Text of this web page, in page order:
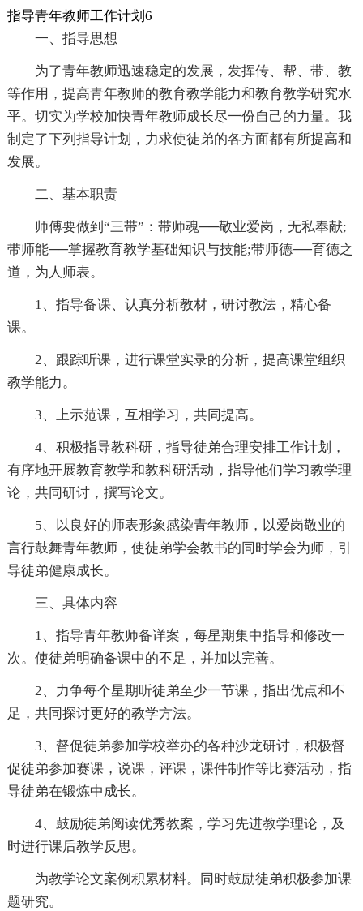
指导青年教师工作计划6
一、指导思想
为了青年教师迅速稳定的发展，发挥传、帮、带、教
等作用，提高青年教师的教育教学能力和教育教学研究水
平。切实为学校加快青年教师成长尽一份自己的力量。我
制定了下列指导计划，力求使徒弟的各方面都有所提高和
发展。
二、基本职责
师傅要做到“三带”：带师魂──敬业爱岗，无私奉献;
带师能──掌握教育教学基础知识与技能;带师德──育德之
道，为人师表。
1、指导备课、认真分析教材，研讨教法，精心备
课。
2、跟踪听课，进行课堂实录的分析，提高课堂组织
教学能力。
3、上示范课，互相学习，共同提高。
4、积极指导教科研，指导徒弟合理安排工作计划，
有序地开展教育教学和教科研活动，指导他们学习教学理
论，共同研讨，撰写论文。
5、以良好的师表形象感染青年教师，以爱岗敬业的
言行鼓舞青年教师，使徒弟学会教书的同时学会为师，引
导徒弟健康成长。
三、具体内容
1、指导青年教师备详案，每星期集中指导和修改一
次。使徒弟明确备课中的不足，并加以完善。
2、力争每个星期听徒弟至少一节课，指出优点和不
足，共同探讨更好的教学方法。
3、督促徒弟参加学校举办的各种沙龙研讨，积极督
促徒弟参加赛课，说课，评课，课件制作等比赛活动，指
导徒弟在锻炼中成长。
4、鼓励徒弟阅读优秀教案，学习先进教学理论，及
时进行课后教学反思。
为教学论文案例积累材料。同时鼓励徒弟积极参加课
题研究。